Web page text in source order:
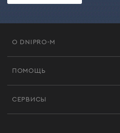
О DNIPRO-M
ПОМОЩЬ
СЕРВИСЫ